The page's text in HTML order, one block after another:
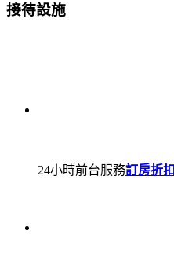
接待設施
24小時前台服務訂房折扣